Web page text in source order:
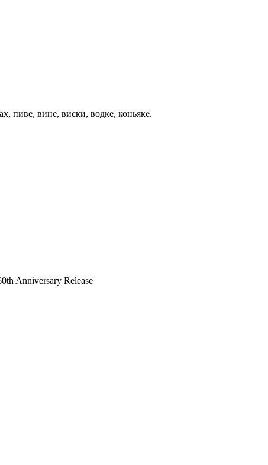
пиве, вине, виски, водке, коньяке.
Anniversary Release